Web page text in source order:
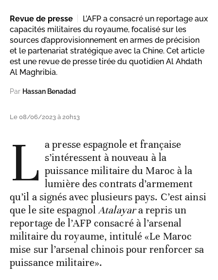
Revue de presse
L’AFP a consacré un reportage aux
capacités militaires du royaume, focalisé sur les
sources d’approvisionnement en armes de précision
et le partenariat stratégique avec la Chine. Cet article
est une revue de presse tirée du quotidien Al Ahdath
Al Maghribia.
Par Hassan Benadad
Le 08/06/2023 à 20h13
L a presse espagnole et française
s’intéressent à nouveau à la
puissance militaire du Maroc à la
lumière des contrats d’armement
qu’il a signés avec plusieurs pays. C’est ainsi
que le site espagnolAtalayara repris un
reportage de l’AFP consacré à l’arsenal
militaire du royaume, intitulé «Le Maroc
mise sur l’arsenal chinois pour renforcer sa
puissance militaire».